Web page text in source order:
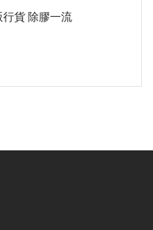
貨 除膠一流